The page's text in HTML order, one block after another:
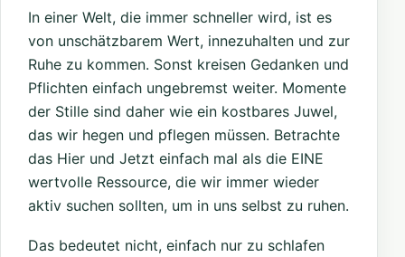
In einer Welt, die immer schneller wird, ist es
von unschätzbarem Wert, innezuhalten und zur
Ruhe zu kommen. Sonst kreisen Gedanken und
Pflichten einfach ungebremst weiter. Momente
der Stille sind daher wie ein kostbares Juwel,
das wir hegen und pflegen müssen. Betrachte
das Hier und Jetzt einfach mal als die EINE
wertvolle Ressource, die wir immer wieder
aktiv suchen sollten, um in uns selbst zu ruhen.
Das bedeutet nicht, einfach nur zu schlafen